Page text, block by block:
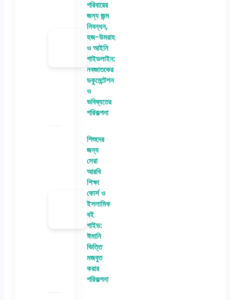
পরিবারের
জন্য জন্ম
নিবন্ধন,
হজ-উমরাহ
ও আইনি
গাইডলাইন:
নবজাতকের
ডকুমেন্টেশন
ও
ভবিষ্যতের
পরিকল্পনা
শিশুদের
জন্য
সেরা
আরবি
শিক্ষা
কোর্স ও
ইসলামিক
বই
গাইড:
ঈমানি
ভিত্তি
মজবুত
করার
পরিকল্পনা